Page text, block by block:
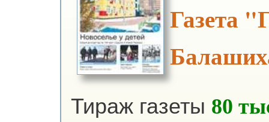
Газета
Тираж газеты 80